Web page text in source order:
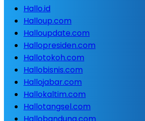
Hallo.id
Halloup.com
Halloupdate.com
Hallopresiden.com
Hallotokoh.com
Hallobisnis.com
Hallojabar.com
Hallokaltim.com
Hallotangsel.com
Hallobandung.com